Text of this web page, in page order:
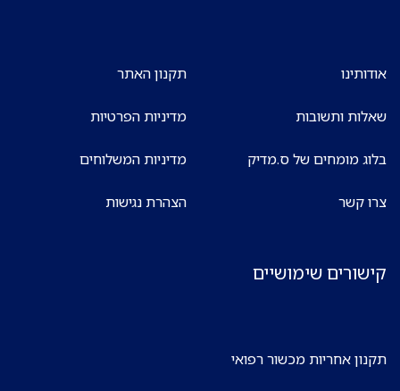
אודותינו
שאלות ותשובות
בלוג מומחים של ס.מדיק
צרו קשר
תקנון האתר
מדיניות הפרטיות
מדיניות המשלוחים
הצהרת נגישות
קישורים שימושיים
תקנון אחריות מכשור רפואי